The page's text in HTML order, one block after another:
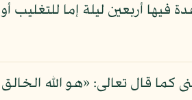
ليلة»: الأعراف - 142، فعد المواعدة فيها
كما قال تعالى: «هو الله